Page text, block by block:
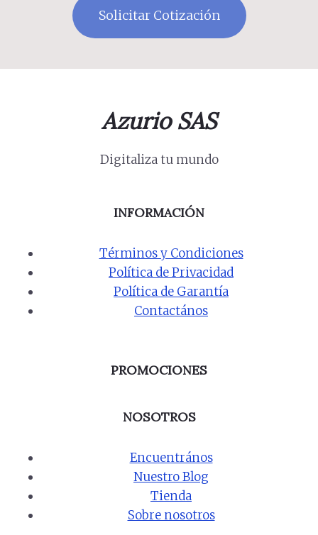
Azurio SAS
Digitaliza tu mundo
INFORMACIÓN
Términos y Condiciones
Política de Privacidad
Política de Garantía
Contactános
PROMOCIONES
NOSOTROS
Encuentrános
Nuestro Blog
Tienda
Sobre nosotros